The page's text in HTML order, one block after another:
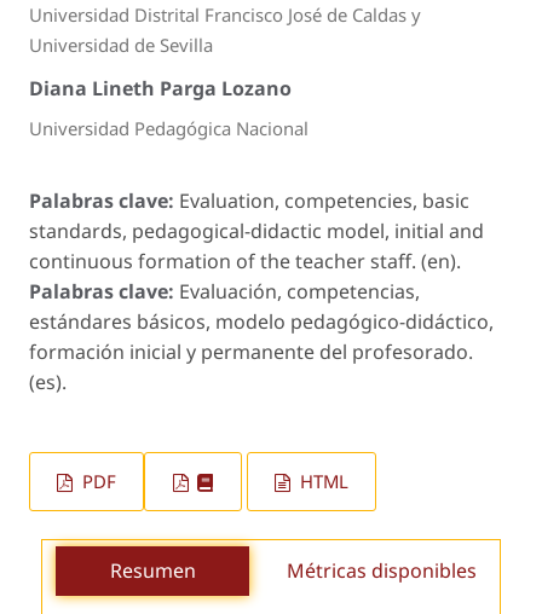
Universidad Distrital Francisco José de Caldas y
Universidad de Sevilla
Diana Lineth Parga Lozano
Universidad Pedagógica Nacional
Palabras clave: Evaluation, competencies, basic
standards, pedagogical-didactic model, initial and
continuous formation of the teacher staff. (en).
Palabras clave: Evaluación, competencias,
estándares básicos, modelo pedagógico-didáctico,
formación inicial y permanente del profesorado.
(es).
PDF HTML
Resumen Métricas disponibles